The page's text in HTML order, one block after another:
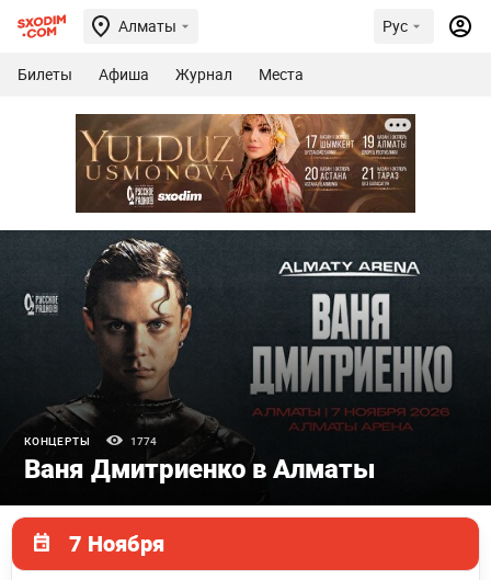
Алматы Рус
Билеты Афиша Журнал Места
КОНЦЕРТЫ 1774
Ваня Дмитриенко в Алматы
7 Ноября